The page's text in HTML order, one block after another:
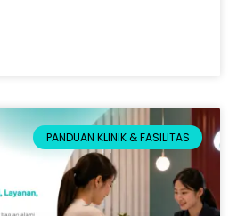
PANDUAN KLINIK & FASILITAS